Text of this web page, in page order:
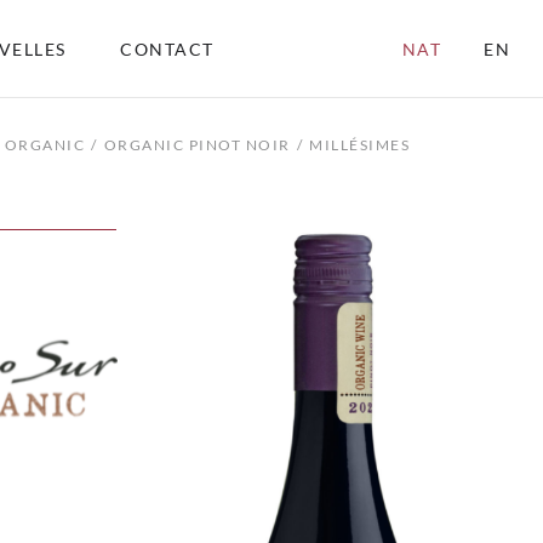
CONTACT NAT EN
ORGANIC ORGANIC PINOT NOIR MILLÉSIMES